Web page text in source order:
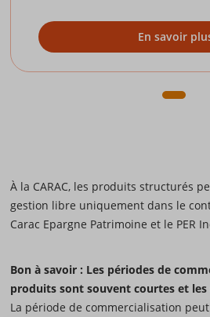
En savoir
À la CARAC, les produits structurés
gestion libre uniquement dans le
Carac Epargne Patrimoine et le PER
Bon à savoir : Les périodes de
produits sont souvent courtes et
La période de commercialisation